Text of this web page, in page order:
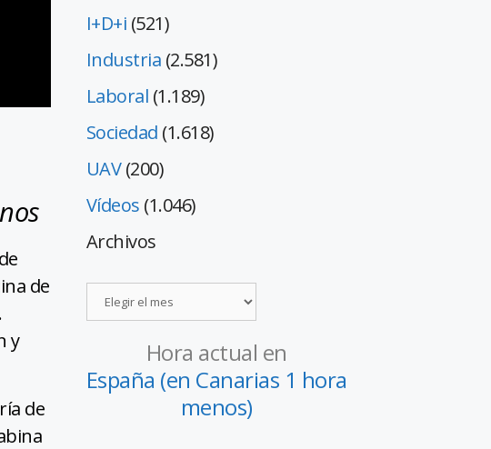
de
y
de
I+D+i (521)
Industria (2.581)
Laboral (1.189)
Sociedad (1.618)
UAV(200)
Vídeos (1.046)
Archivos
Hora actual en
España (en Canarias 1 hora
menos)